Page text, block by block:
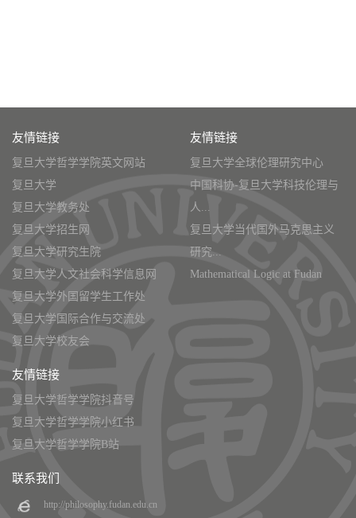
友情链接
复旦大学哲学学院英文网站
复旦大学
复旦大学教务处
复旦大学招生网
复旦大学研究生院
复旦大学人文社会科学信息网
复旦大学外国留学生工作处
复旦大学国际合作与交流处
复旦大学校友会
友情链接
复旦大学全球伦理研究中心
中国科协-复旦大学科技伦理与
人...
复旦大学当代国外马克思主义
研究...
Mathematical Logic at Fudan
友情链接
复旦大学哲学学院抖音号
复旦大学哲学学院小红书
复旦大学哲学学院B站
联系我们
http://philosophy.fudan.edu.cn